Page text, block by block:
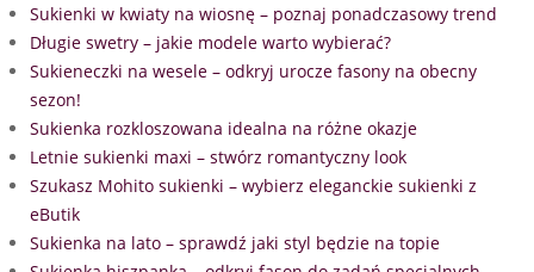
Sukienki w kwiaty na wiosnę – poznaj ponadczasowy trend
Długie swetry – jakie modele warto wybierać?
Sukieneczki na wesele – odkryj urocze fasony na obecny
sezon!
Sukienka rozkloszowana idealna na różne okazje
Letnie sukienki maxi – stwórz romantyczny look
Szukasz Mohito sukienki – wybierz eleganckie sukienki z
eButik
Sukienka na lato – sprawdź jaki styl będzie na topie